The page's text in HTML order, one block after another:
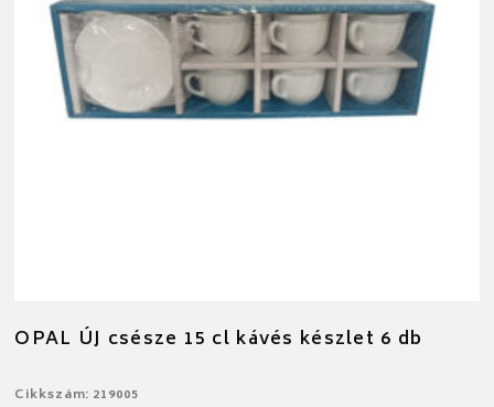
OPAL ÚJ csésze 15 cl kávés készlet 6 db
Cikkszám: 219005